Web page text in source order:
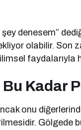
şey denesem”
olabilir. Son
faydalarıyla
Kadar
onu
Gölgede